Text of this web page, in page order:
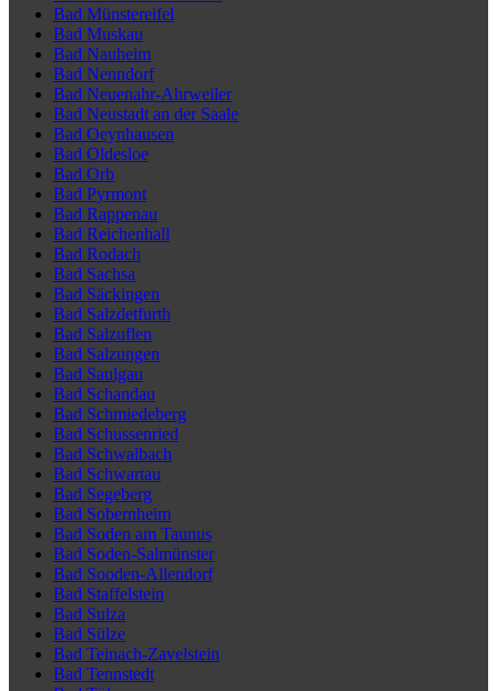
Bad Münstereifel
Bad Muskau
Bad Nauheim
Bad Nenndorf
Bad Neuenahr-Ahrweiler
Bad Neustadt an der Saale
Bad Oeynhausen
Bad Oldesloe
Bad Orb
Bad Pyrmont
Bad Rappenau
Bad Reichenhall
Bad Rodach
Bad Sachsa
Bad Säckingen
Bad Salzdetfurth
Bad Salzuflen
Bad Salzungen
Bad Saulgau
Bad Schandau
Bad Schmiedeberg
Bad Schussenried
Bad Schwalbach
Bad Schwartau
Bad Segeberg
Bad Sobernheim
Bad Soden am Taunus
Bad Soden-Salmünster
Bad Sooden-Allendorf
Bad Staffelstein
Bad Sulza
Bad Sülze
Bad Teinach-Zavelstein
Bad Tennstedt